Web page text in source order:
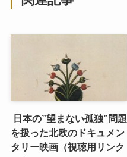
日本の”望まない孤独”問題
を扱った北欧のドキュメン
タリー映画（視聴用リンク